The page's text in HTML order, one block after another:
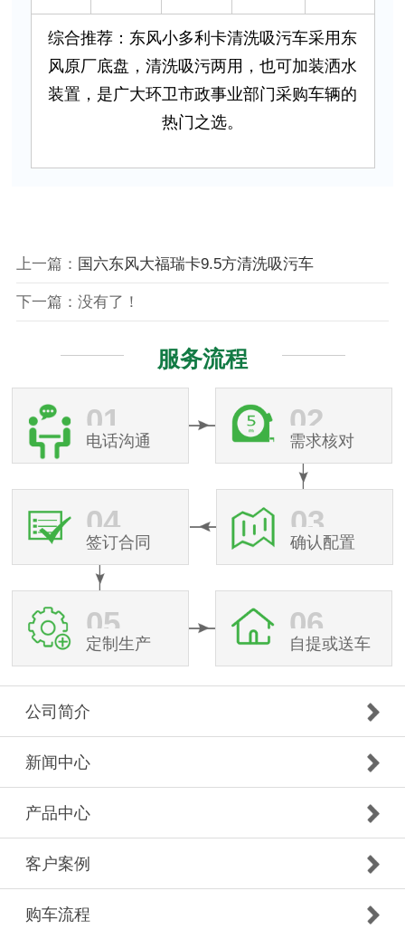
综合推荐：东风小多利卡清洗吸污车采用东
风原厂底盘，清洗吸污两用，也可加装洒水
装置，是广大环卫市政事业部门采购车辆的
热门之选。
上一篇： 国六东风大福瑞卡9.5方清洗吸污车
下一篇：没有了！
服务流程
01
电话沟通
02
需求核对
03
确认配置
04
签订合同
05
定制生产
06
自提或送车
公司简介
新闻中心
产品中心
客户案例
购车流程